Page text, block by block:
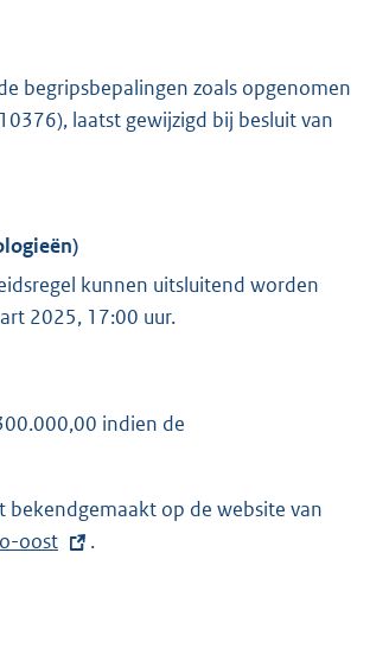
begripsbepalingen zoals opgenomen
laatst gewijzigd bij besluit van
kunnen uitsluitend worden
2025, 17:00 uur.
indien de
op de website van
oost .